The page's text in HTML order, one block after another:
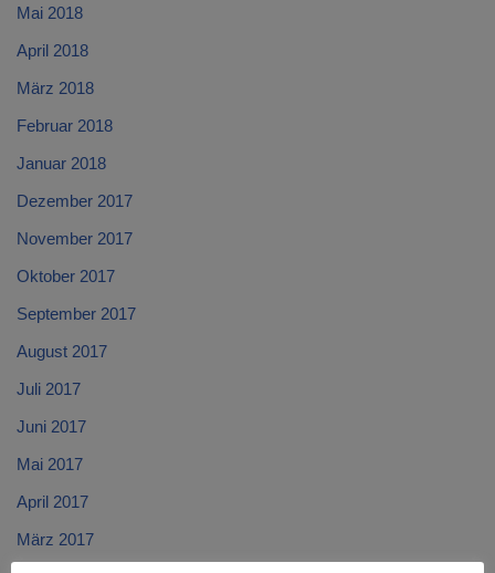
Mai 2018
April 2018
März 2018
Februar 2018
Januar 2018
Dezember 2017
November 2017
Oktober 2017
September 2017
August 2017
Juli 2017
Juni 2017
Mai 2017
April 2017
März 2017